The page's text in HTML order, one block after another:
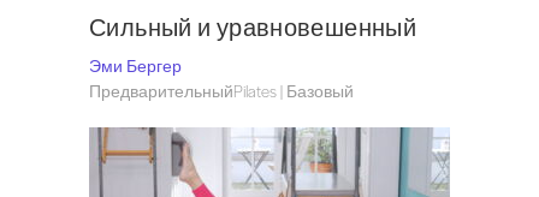
Сильный и уравновешенный
Эми Бергер
ПредварительныйPilates | Базовый